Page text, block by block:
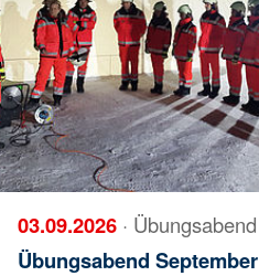
03.09.2026 · Übungsabend
Übungsabend September